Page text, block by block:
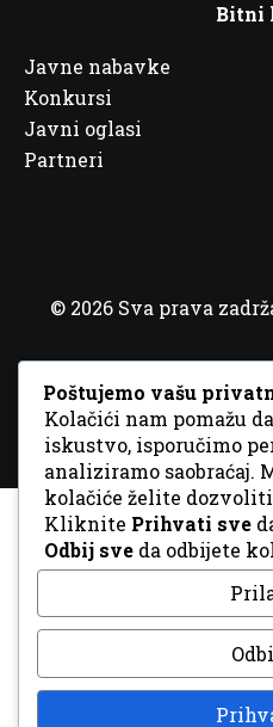
Bitni
Javne nabavke
Konkursi
Javni oglasi
Partneri
© 2026 Sva prava
Poštujemo vašu
Kolačići nam pomažu
iskustvo, isporučimo
analiziramo saobraćaj.
kolačiće želite
Kliknite Prihvati sve
Odbij sve da odbijete